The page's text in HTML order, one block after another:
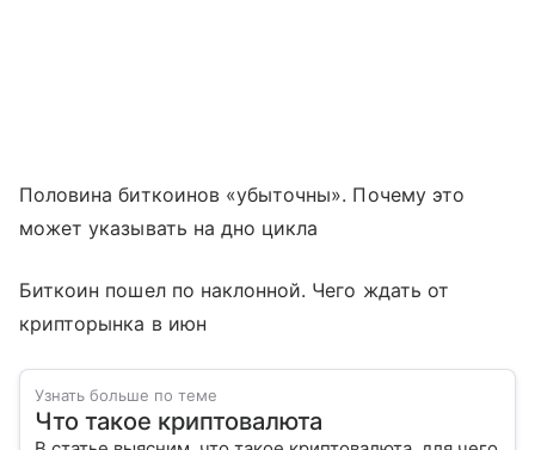
Половина биткоинов «убыточны». Почему это
может указывать на дно цикла
Биткоин пошел по наклонной. Чего ждать от
крипторынка в июн
Узнать больше по теме
Что такое криптовалюта